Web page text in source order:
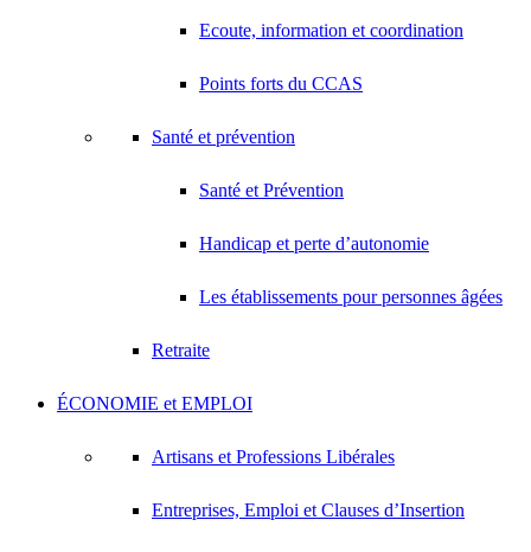
Ecoute, information et coordination
Points forts du CCAS
Santé et prévention
Santé et Prévention
Handicap et perte d’autonomie
Les établissements pour personnes âgées
Retraite
ÉCONOMIE et EMPLOI
Artisans et Professions Libérales
Entreprises, Emploi et Clauses d’Insertion